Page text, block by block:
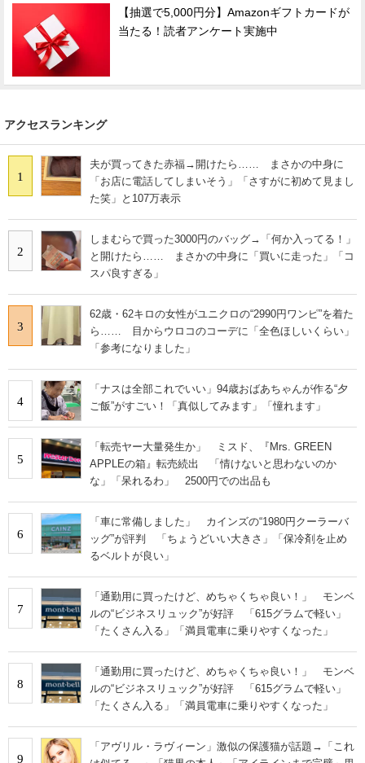
【抽選で5,000円分】Amazonギフトカードが
当たる！読者アンケート実施中
アクセスランキング
1
夫が買ってきた赤福→開けたら…… まさかの中身に
「お店に電話してしまいそう」「さすがに初めて見まし
た笑」と107万表示
2
しまむらで買った3000円のバッグ→「何か入ってる！」
と開けたら…… まさかの中身に「買いに走った」「コ
スパ良すぎる」
3
62歳・62キロの女性がユニクロの“2990円ワンピ”を着た
ら…… 目からウロコのコーデに「全色ほしいくらい」
「参考になりました」
4
「ナスは全部これでいい」94歳おばあちゃんが作る“夕
ご飯”がすごい！「真似してみます」「憧れます」
5
「転売ヤー大量発生か」 ミスド、『Mrs. GREEN
APPLEの箱』転売続出 「情けないと思わないのか
な」「呆れるわ」 2500円での出品も
6
「車に常備しました」 カインズの“1980円クーラーバ
ッグ”が評判 「ちょうどいい大きさ」「保冷剤を止め
るベルトが良い」
7
「通勤用に買ったけど、めちゃくちゃ良い！」 モンベ
ルの“ビジネスリュック”が好評 「615グラムで軽い」
「たくさん入る」「満員電車に乗りやすくなった」
8
「通勤用に買ったけど、めちゃくちゃ良い！」 モンベ
ルの“ビジネスリュック”が好評 「615グラムで軽い」
「たくさん入る」「満員電車に乗りやすくなった」
9
「アヴリル・ラヴィーン」激似の保護猫が話題→「これ